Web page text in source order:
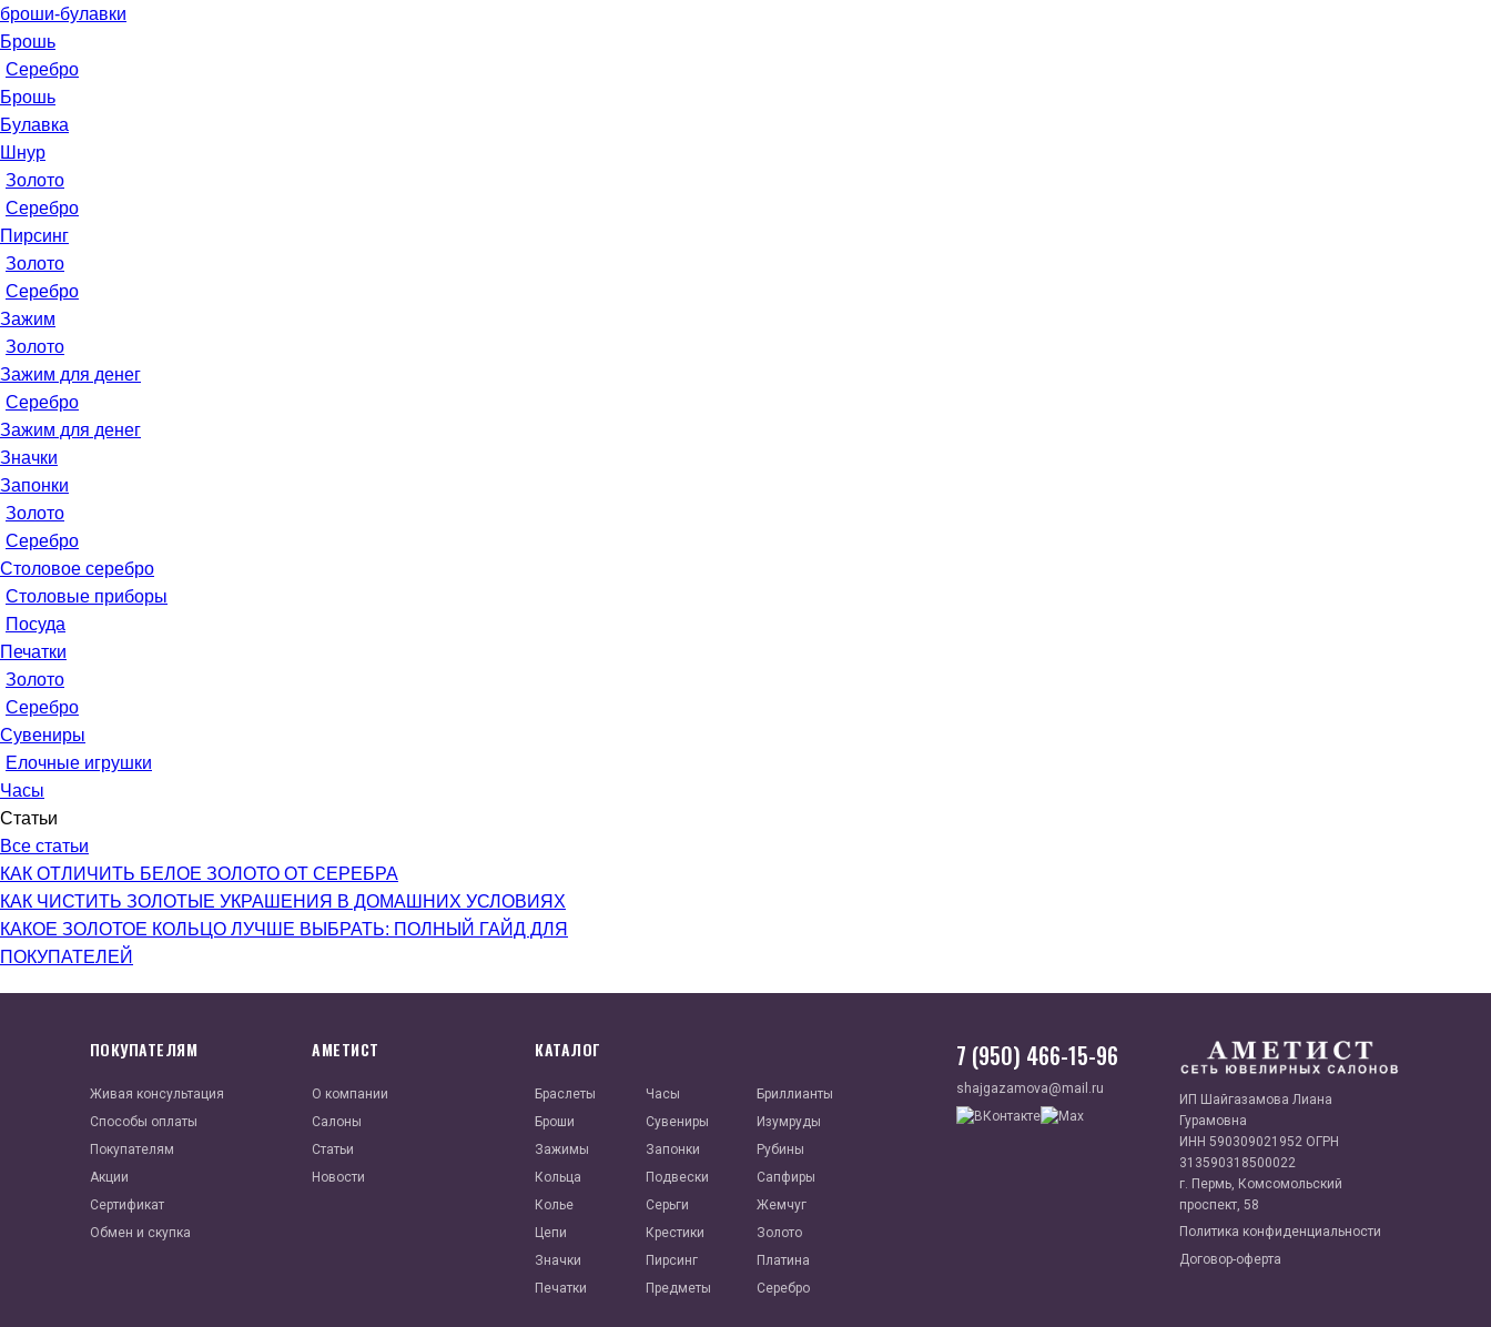
броши-булавки
Брошь
Серебро
Брошь
Булавка
Шнур
Золото
Серебро
Пирсинг
Золото
Серебро
Зажим
Золото
Зажим для денег
Серебро
Зажим для денег
Значки
Запонки
Золото
Серебро
Столовое серебро
Столовые приборы
Посуда
Печатки
Золото
Серебро
Сувениры
Елочные игрушки
Часы
Статьи
Все статьи
КАК ОТЛИЧИТЬ БЕЛОЕ ЗОЛОТО ОТ СЕРЕБРА
КАК ЧИСТИТЬ ЗОЛОТЫЕ УКРАШЕНИЯ В ДОМАШНИХ УСЛОВИЯХ
КАКОЕ ЗОЛОТОЕ КОЛЬЦО ЛУЧШЕ ВЫБРАТЬ: ПОЛНЫЙ ГАЙД ДЛЯ
ПОКУПАТЕЛЕЙ
ПОКУПАТЕЛЯМ
Живая консультация
Способы оплаты
Покупателям
Акции
Сертификат
Обмен и скупка
АМЕТИСТ
О компании
Салоны
Статьи
Новости
КАТАЛОГ
Браслеты
Броши
Зажимы
Кольца
Колье
Цепи
Значки
Печатки
Часы
Сувениры
Запонки
Подвески
Серьги
Крестики
Пирсинг
Предметы
Бриллианты
Изумруды
Рубины
Сапфиры
Жемчуг
Золото
Платина
Серебро
7 (950) 466-15-96
shajgazamova@mail.ru
ИП Шайгазамова Лиана
Гурамовна
ИНН 590309021952 ОГРН
313590318500022
г. Пермь, Комсомольский
проспект, 58
Политика конфиденциальности
Договор-оферта